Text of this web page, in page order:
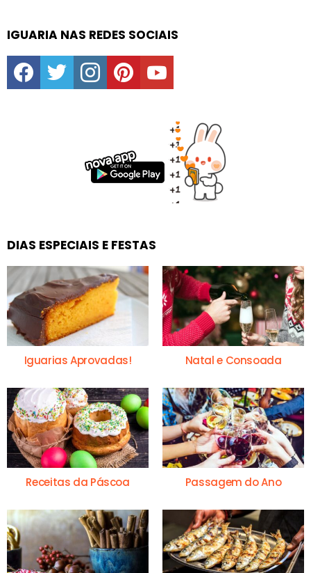
IGUARIA NAS REDES SOCIAIS
facebooktwitter instagrampinterestyoutube
DIAS ESPECIAIS E FESTAS
Iguarias Aprovadas! Natal e Consoada
Receitas da Páscoa Passagem do Ano